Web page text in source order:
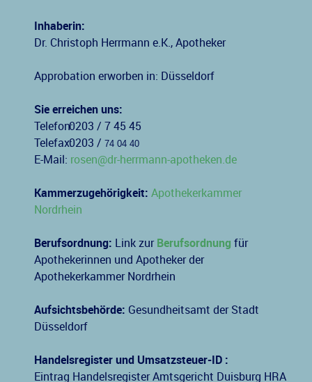
Inhaberin:
Dr. Christoph Herrmann e.K., Apotheker
Approbation erworben in: Düsseldorf
Sie erreichen uns:
Telefon:0203 / 7 45 45
Telefax:0203 / 74 04 40
E-Mail: rosen@dr-herrmann-apotheken.de
Kammerzugehörigkeit: Apothekerkammer
Nordrhein
Berufsordnung: Link zur Berufsordnung für
Apothekerinnen und Apotheker der
Apothekerkammer Nordrhein
Aufsichtsbehörde: Gesundheitsamt der Stadt
Düsseldorf
Handelsregister und Umsatzsteuer-ID :
Eintrag Handelsregister Amtsgericht Duisburg HRA